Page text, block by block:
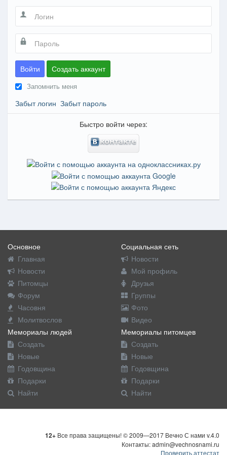
Войти Создать аккаунт
Запомнить меня
Забыт логин Забыт пароль
Быстро войти через:
Основное
Главная
Новости
Питомцы
Форум
Часовня
Молитвослов
Социальная сеть
Новости
Мой профиль
Друзья
Группы
Фото
Видео
Мемориалы людей
Создать
Новые
Годовщина
Подарки
Найти
Мемориалы питомцев
Создать
Новые
Годовщина
Подарки
Найти
12+ Все права защищены! © 2009—2017 Вечно С нами v.4.0
Контакты: admin@vechnosnami.ru
Проверить аттестат